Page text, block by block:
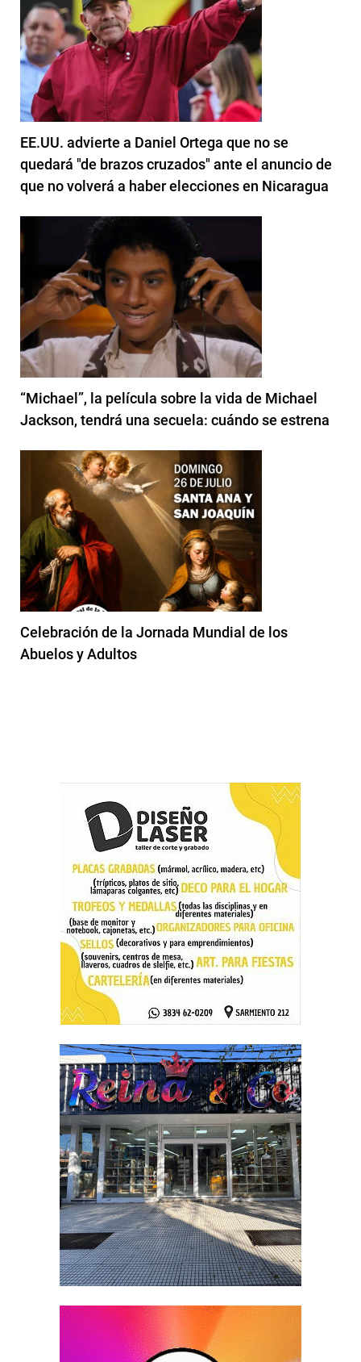
EE.UU. advierte a Daniel Ortega que no se
quedará "de brazos cruzados" ante el anuncio de
que no volverá a haber elecciones en Nicaragua
“Michael”, la película sobre la vida de Michael
Jackson, tendrá una secuela: cuándo se estrena
Celebración de la Jornada Mundial de los
Abuelos y Adultos